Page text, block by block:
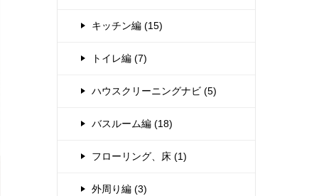
キッチン編 (15)
トイレ編 (7)
ハウスクリーニングナビ (5)
バスルーム編 (18)
フローリング、床 (1)
外周り編 (3)